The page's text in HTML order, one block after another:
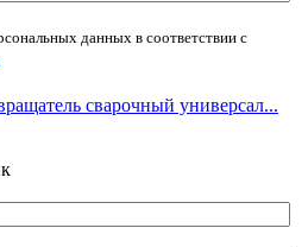
данных в соответствии с
сварочный универсал...